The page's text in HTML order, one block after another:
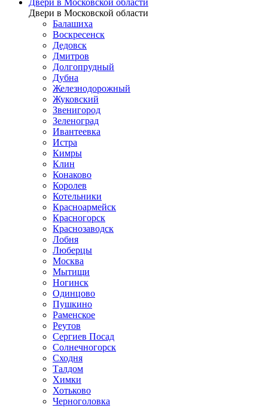
Двери в Московской области
Двери в Московской области
Балашиха
Воскресенск
Дедовск
Дмитров
Долгопрудный
Дубна
Железнодорожный
Жуковский
Звенигород
Зеленоград
Ивантеевка
Истра
Кимры
Клин
Конаково
Королев
Котельники
Красноармейск
Красногорск
Краснозаводск
Лобня
Люберцы
Москва
Мытищи
Ногинск
Одинцово
Пушкино
Раменское
Реутов
Сергиев Посад
Солнечногорск
Сходня
Талдом
Химки
Хотьково
Черноголовка